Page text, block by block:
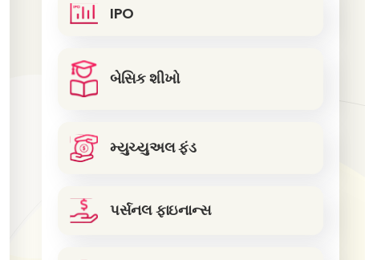
IPO
બેસિક શીખો
મ્યુચ્યુઅલ ફંડ
પર્સનલ ફાઇનાન્સ